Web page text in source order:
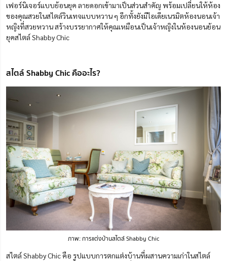
เฟอร์นิเจอร์แบบย้อนยุค ลายดอกเข้ามาเป็นส่วนสำคัญ พร้อมเปลี่ยนให้ห้อง
ของคุณสวยในสไตล์วินเทจแบบหวาน ๆ อีกทั้งยังมีไอเดียเนรมิตห้องนอนเจ้า
หญิงที่สวยหวาน สร้างบรรยากาศให้คุณเหมือนเป็นเจ้าหญิงในห้องนอนย้อน
ยุคสไตล์ Shabby Chic
สไตล์ Shabby Chic คืออะไร?
ภาพ: การแต่งบ้านสไตล์ Shabby Chic
สไตล์ Shabby Chic คือ รูปแบบการตกแต่งบ้านที่ผสานความเก่าในสไตล์